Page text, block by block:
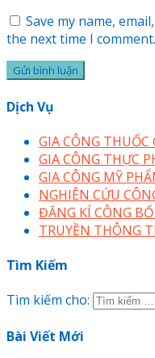
Save my name,
the next time I comment.
Dịch Vụ
GIA CÔNG THUỐC
GIA CÔNG THỰC
GIA CÔNG MỸ
NGHIÊN CỨU
ĐĂNG KÍ CÔNG
TRUYỀN THÔNG
Tìm Kiếm
Tìm kiếm cho:
Bài Viết Mới